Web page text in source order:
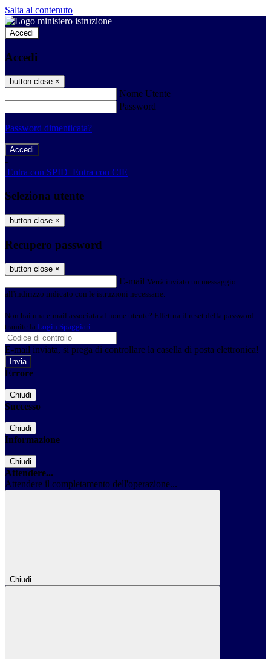
Salta al contenuto
Accedi
Accedi
button close ×
Nome Utente
Password
Password dimenticata?
-
Entra con SPID Entra con CIE
Seleziona utente
button close ×
Recupero password
button close ×
E-mail Verrà inviato un messaggio
all'indirizzo indicato con le istruzioni necessarie.
Non hai una e-mail associata al nome utente? Effettua il reset della password
tramite la Login Spaggiari
E-mail inviata, si prega di controllare la casella di posta elettronica!
Errore
Chiudi
Successo
Chiudi
Informazione
Chiudi
Attendere...
Attendere il completamento dell'operazione...
Chiudi